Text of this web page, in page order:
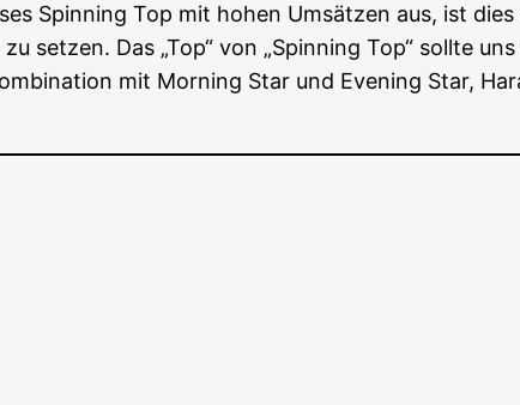
Spin­ning Top mit hohen Umsät­zen aus, ist dies
set­zen. Das „Top“ von „Spin­ning Top“ soll­te
mit Mor­ning Star und Evening Star,